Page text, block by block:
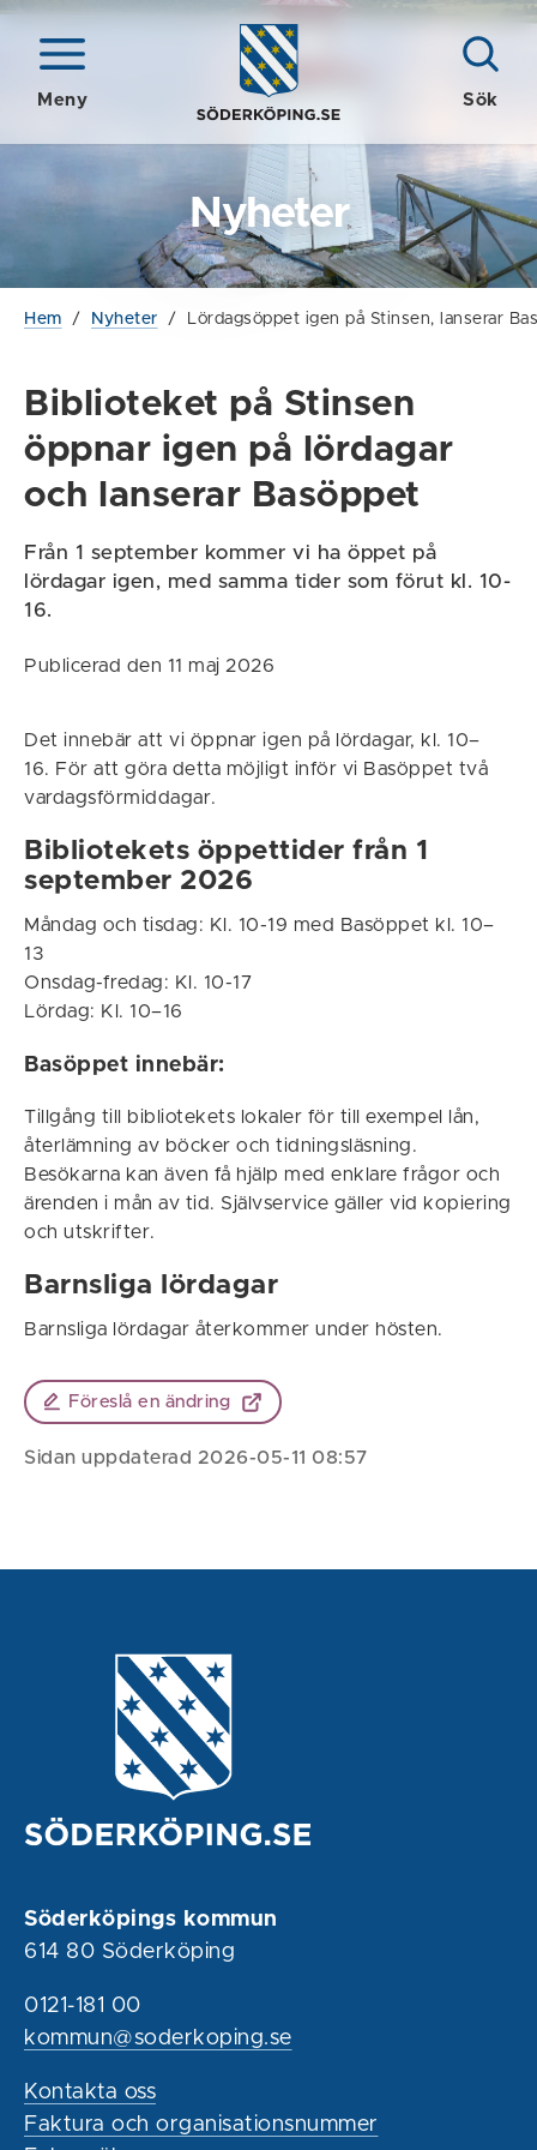
Meny Sök
Nyheter
Hem / Nyheter / Lördagsöppet igen på Stinsen, lanserar
Biblioteket på Stinsen
öppnar igen på lördagar
och lanserar Basöppet
Från 1 september kommer vi ha öppet på
lördagar igen, med samma tider som förut kl. 10-
16.
Publicerad den 11 maj 2026
Det innebär att vi öppnar igen på lördagar, kl. 10–
16. För att göra detta möjligt inför vi Basöppet två
vardagsförmiddagar.
Bibliotekets öppettider från 1
september 2026
Måndag och tisdag: Kl. 10-19 med Basöppet kl. 10–
13
Onsdag-fredag: Kl. 10-17
Lördag: Kl. 10–16
Basöppet innebär:
Tillgång till bibliotekets lokaler för till exempel lån,
återlämning av böcker och tidningsläsning.
Besökarna kan även få hjälp med enklare frågor och
ärenden i mån av tid. Självservice gäller vid kopiering
och utskrifter.
Barnsliga lördagar
Barnsliga lördagar återkommer under hösten.
Föreslå en ändring
Sidan uppdaterad 2026-05-11 08:57
Söderköpings kommun
614 80 Söderköping
0121-181 00
kommun@soderkoping.se
Kontakta oss
Faktura och organisationsnummer